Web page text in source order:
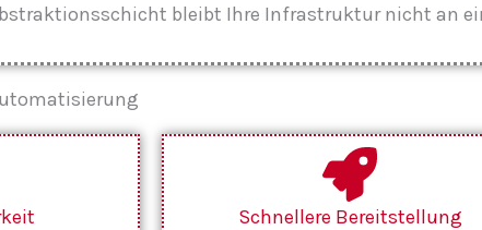
bleibt Ihre Infrastruktur nicht an
Schnellere Bereitstellung